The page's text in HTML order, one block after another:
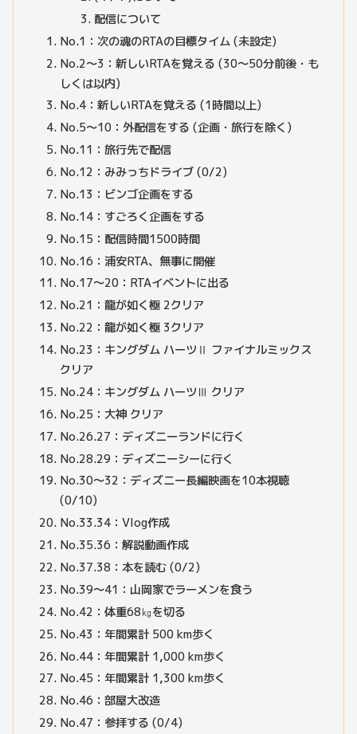
配信について
No.1：次の魂のRTAの目標タイム (未設定)
No.2～3：新しいRTAを覚える (30～50分前後・も
しくは以内)
No.4：新しいRTAを覚える (1時間以上)
No.5～10：外配信をする (企画・旅行を除く)
No.11：旅行先で配信
No.12：みみっちドライブ (0/2)
No.13：ビンゴ企画をする
No.14：すごろく企画をする
No.15：配信時間1500時間
No.16：浦安RTA、無事に開催
No.17～20：RTAイベントに出る
No.21：龍が如く極 2クリア
No.22：龍が如く極 3クリア
No.23：キングダム ハーツⅡ ファイナルミックス
クリア
No.24：キングダム ハーツⅢ クリア
No.25：大神 クリア
No.26.27：ディズニーランドに行く
No.28.29：ディズニーシーに行く
No.30～32：ディズニー長編映画を10本視聴
(0/10)
No.33.34：Vlog作成
No.35.36：解説動画作成
No.37.38：本を読む (0/2)
No.39～41：山岡家でラーメンを食う
No.42：体重68㎏を切る
No.43：年間累計 500 km歩く
No.44：年間累計 1,000 km歩く
No.45：年間累計 1,300 km歩く
No.46：部屋大改造
No.47：参拝する (0/4)